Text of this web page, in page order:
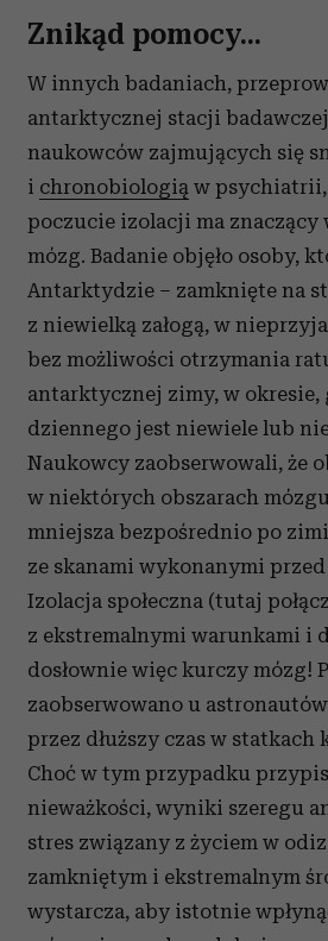
i reklam, aby oferować funkcje
korzystasz z naszej witryny,
społecznościowym, reklamowym i
Partnerzy mogą połączyć te
otrzymanymi od Ciebie lub
korzystania z ich usług.
Znikąd pomocy...
W innych badaniach,
antarktycznej stacji
naukowców zajmujących się
i chronobiologią w
poczucie izolacji ma znaczący
mózg. Badanie objęło osoby,
Antarktydzie – zamknięte na
z niewielką załogą, w
bez możliwości otrzymania
antarktycznej zimy, w okresie,
dziennego jest niewiele lub
Naukowcy zaobserwowali, że
w niektórych obszarach
mniejsza bezpośrednio po
ze skanami wykonanymi
Izolacja społeczna (tutaj
z ekstremalnymi warunkami i
dosłownie więc kurczy mózg!
zaobserwowano u
przez dłuższy czas w statkach
Choć w tym przypadku
nieważkości, wyniki szeregu
stres związany z życiem w
zamkniętym i ekstremalnym
wystarcza, aby istotnie